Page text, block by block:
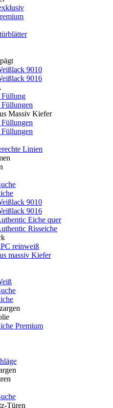
9010
9016
Füllung
Füllungen
Massiv Kiefer
Füllungen
Füllungen
Linien
9010
9016
Eiche quer
Risseiche
reinweiß
massiv Kiefer
Premium
Türen